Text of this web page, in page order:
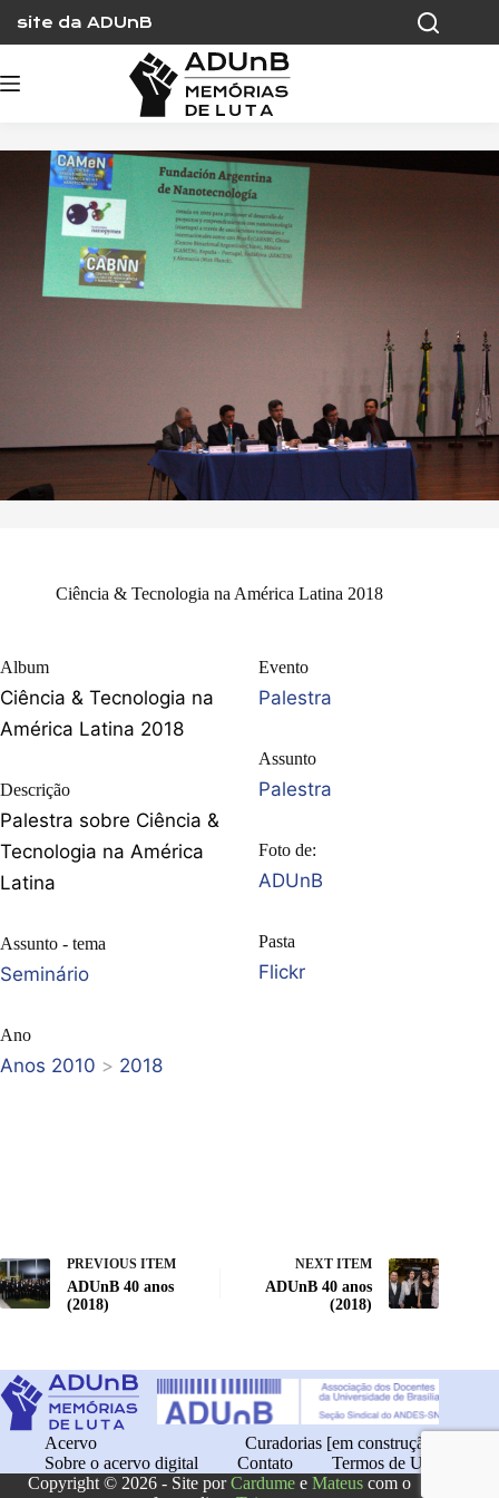
content
site da ADUnB
Ciência & Tecnologia na América Latina 2018
Album
Ciência & Tecnologia na
América Latina 2018
Descrição
Palestra sobre Ciência &
Tecnologia na América
Latina
Assunto - tema
Seminário
Ano
Anos 2010 > 2018
Evento
Palestra
Assunto
Palestra
Foto de:
ADUnB
Pasta
Flickr
PREVIOUS ITEM
ADUnB 40 anos
(2018)
NEXT ITEM
ADUnB 40 anos
(2018)
Acervo
Curadorias [em construção]
Sobre o acervo digital
Contato
Termos de Uso
Copyright © 2026 - Site porCardume eMateus com o